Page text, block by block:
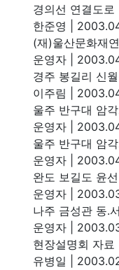
경의선 연결도
한준영
(재)울산문화재
운영자
경주 봉길리 신
이주림
울주 반구대 암
운영자
울주 반구대 암
운영자
완도 보길도 윤
운영자
나주 금성관 동.
운영자
현장설명회 자료
유병일